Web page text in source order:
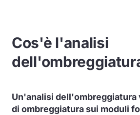
Cos'è l'analisi
Un'analisi
di ombreggiatura sui moduli